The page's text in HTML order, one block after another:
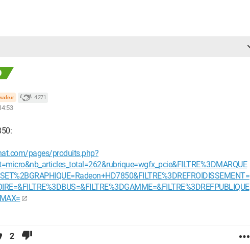
4 271
pages/produits.php?
2